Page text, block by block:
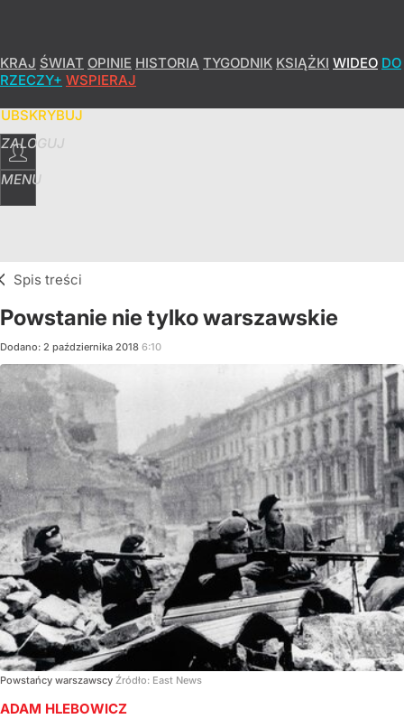
KRAJ ŚWIAT OPINIE HISTORIA TYGODNIK KSIĄŻKI WIDEO DO
RZECZY+ WSPIERAJ
ZALOGUJ
MENU
Spis treści
Powstanie nie tylko warszawskie
Dodano: 2 października 2018 6:10
Powstańcy warszawscy Źródło: East News
ADAM HLEBOWICZ